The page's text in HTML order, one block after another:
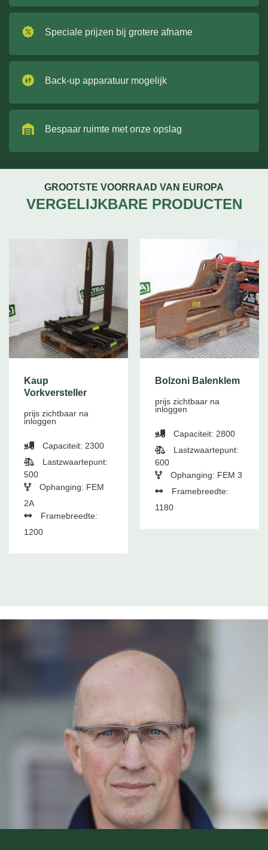
Speciale prijzen bij grotere afname
Back-up apparatuur mogelijk
Bespaar ruimte met onze opslag
GROOTSTE VOORRAAD VAN EUROPA
VERGELIJKBARE PRODUCTEN
Kaup
Vorkversteller
prijs zichtbaar na
inloggen
Capaciteit: 2300
Lastzwaartepunt:
500
Ophanging: FEM
2A
Framebreedte:
1200
Bolzoni Balenklem
prijs zichtbaar na
inloggen
Capaciteit: 2800
Lastzwaartepunt:
600
Ophanging: FEM 3
Framebreedte:
1180